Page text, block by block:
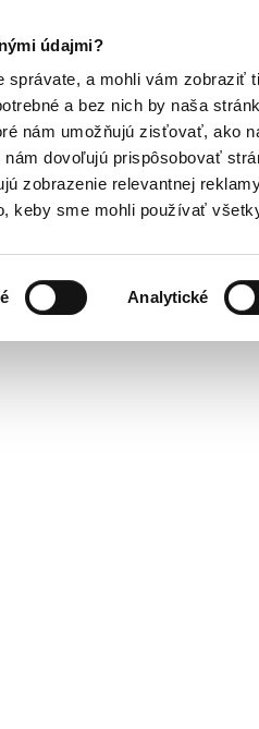
údajmi?
a mohli vám zobraziť
a bez nich by naša
nám umožňujú zisťovať, ako
dovoľujú prispôsobovať
zobrazenie relevantnej
keby sme mohli používať
Analytické